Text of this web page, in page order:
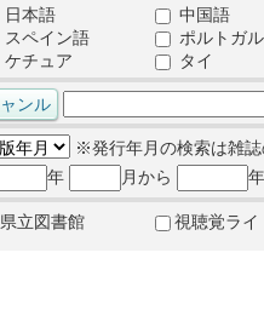
日本語 中国語
スペイン語
ポルトガル
ケチュア
タイ
※発行年月の検索は雑誌
年
月から 年
県立図書館 視聴覚ライ